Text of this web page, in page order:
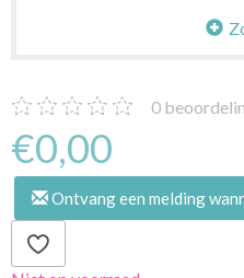
0
€0,00
Ontvang een melding